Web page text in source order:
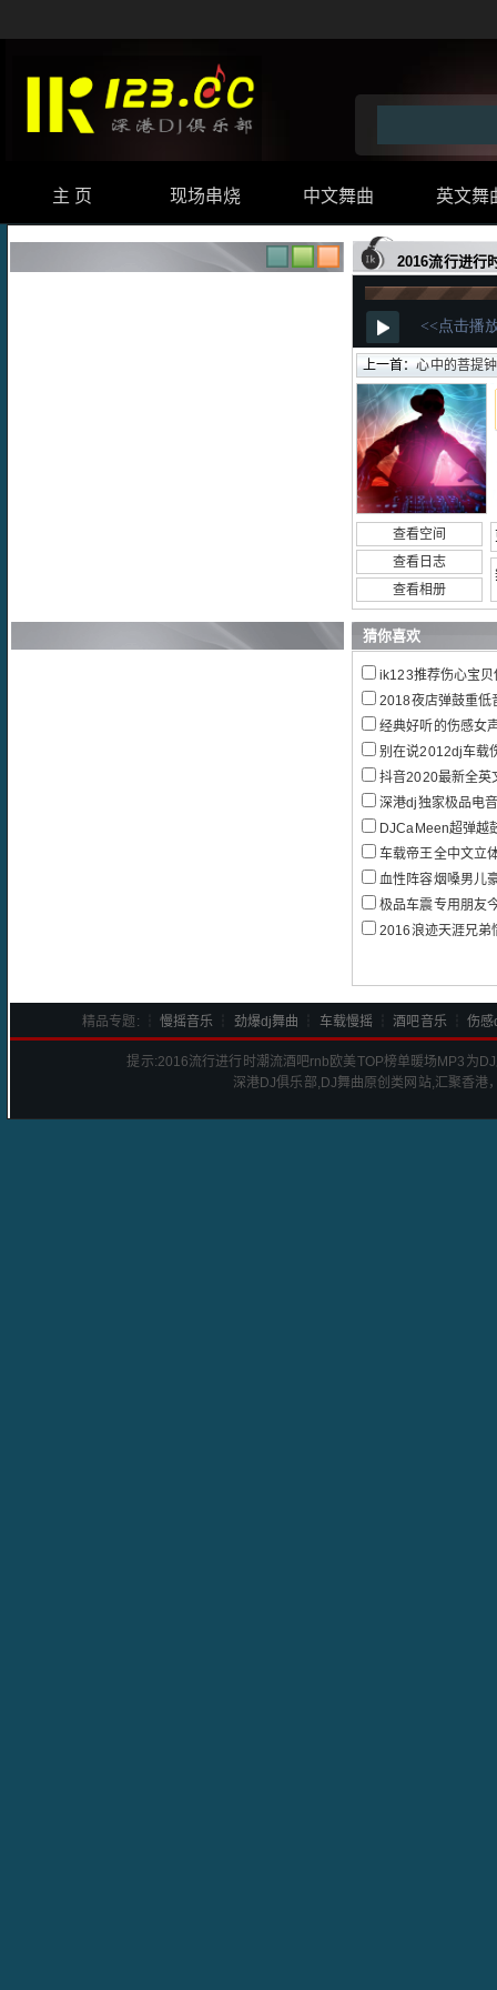
主 页 现场串烧 中文舞曲 英文舞
2016流行进行
上一首：心中的菩提钟鼓齐鸣
查看空间
查看日志
查看相册
猜你喜欢
ik123推荐伤心宝贝
2018夜店弹鼓重低
经典好听的伤感女
别在说2012dj车载
抖音2020最新全英文重低
深港dj独家极品电音超
DJCaMeen超弹越鼓
车载帝王全中文立体声
血性阵容烟嗓男儿豪情再邀兄
极品车震专用朋友今晚
2016浪迹天涯兄弟情
精品专题: ┆ 慢摇音乐 劲爆dj舞曲 车载慢摇 ┆酒吧音乐┆伤感
提示:2016流行进行时潮流酒吧rnb欧美TOP榜单暖场 MP3为
深港DJ俱乐部,DJ舞曲原创类网站,汇聚香港